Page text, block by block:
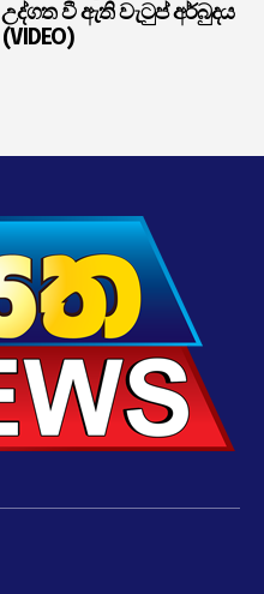
උද්ගත වී ඇති වැටුප් අර්බුදය
(VIDEO)